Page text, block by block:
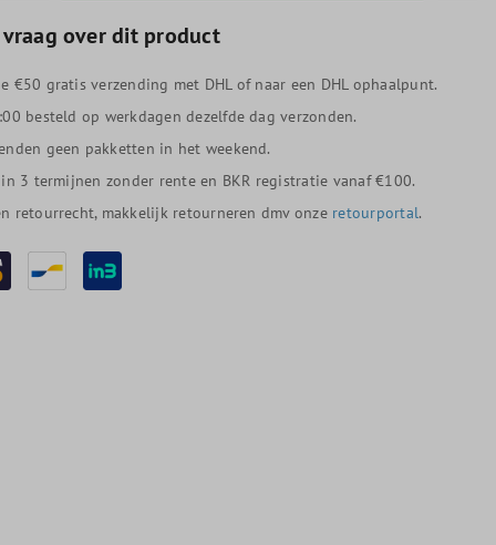
over dit product
€50 gratis verzending met DHL of naar een DHL ophaalpunt.
besteld op werkdagen dezelfde dag verzonden.
geen pakketten in het weekend.
3 termijnen zonder rente en BKR registratie vanaf €100.
retourrecht, makkelijk retourneren dmv onze retourportal.